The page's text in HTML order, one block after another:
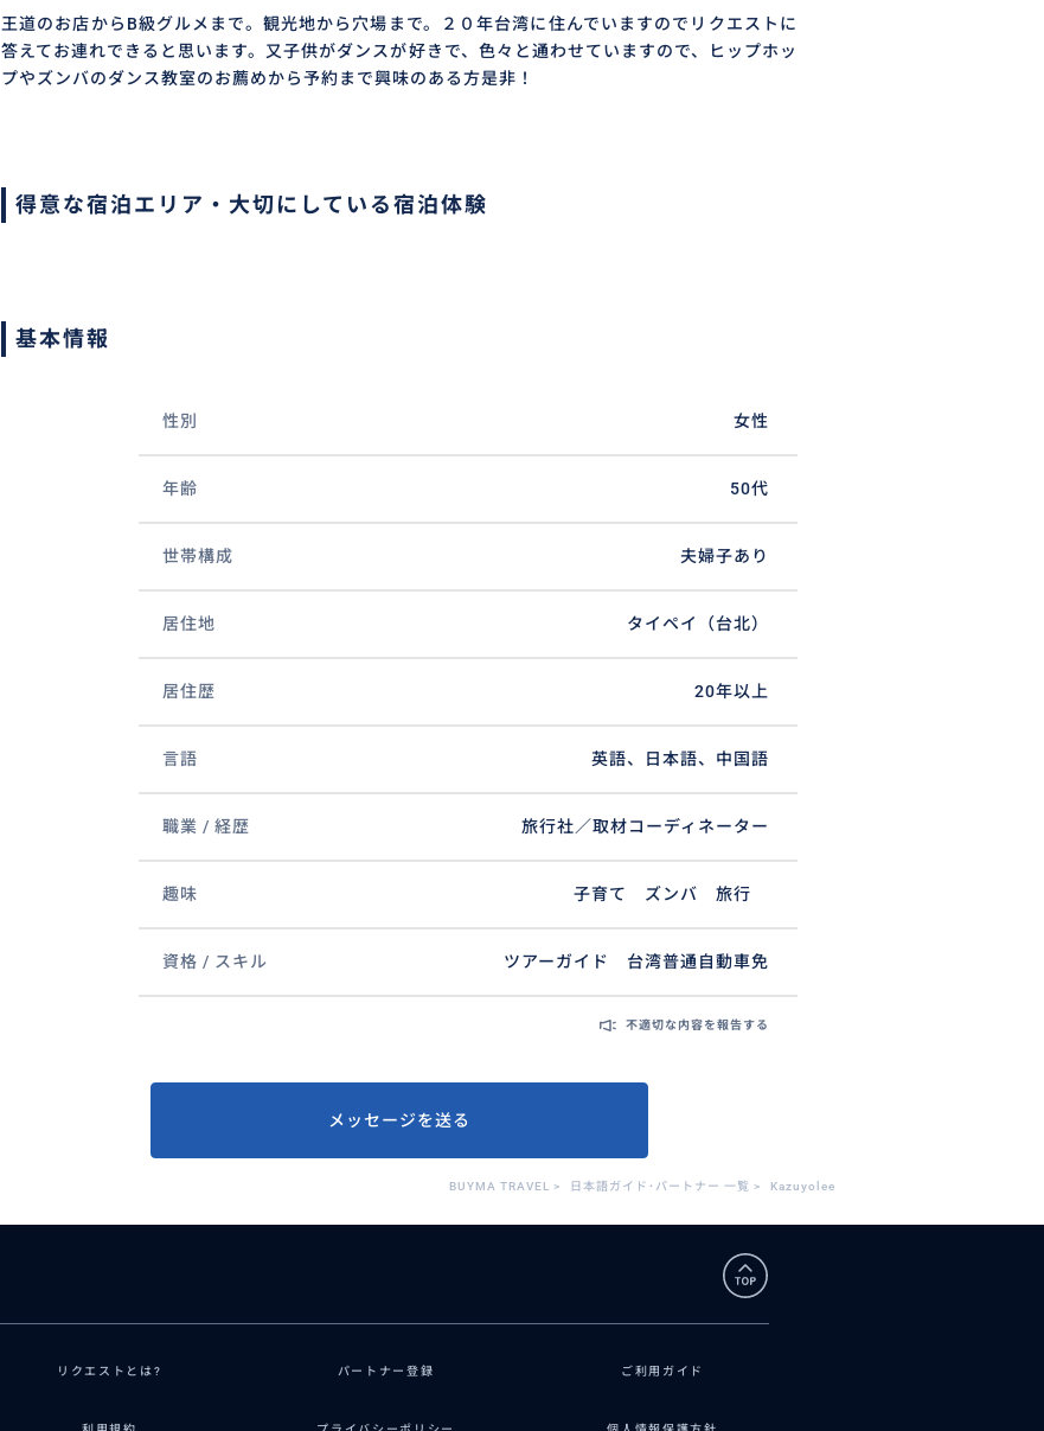
王道のお店からB級グルメまで。観光地から穴場まで。２０年台湾に住んでいますのでリクエストに
答えてお連れできると思います。又子供がダンスが好きで、色々と通わせていますので、ヒップホッ
プやズンバのダンス教室のお薦めから予約まで興味のある方是非！
得意な宿泊エリア・大切にしている宿泊体験
基本情報
性別 女性
年齢 50代
世帯構成 夫婦子あり
居住地 タイペイ（台北）
居住歴 20年以上
言語 英語、日本語、中国語
職業 / 経歴 旅行社／取材コーディネーター
趣味 子育て ズンバ 旅行
資格 / スキル ツアーガイド 台湾普通自動車免
不適切な内容を報告する
メッセージを送る
BUYMA TRAVEL > 日本語ガイド･パートナー 一覧 > Kazuyolee
リクエストとは? パートナー登録 ご利用ガイド